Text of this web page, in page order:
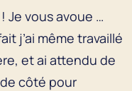
Je vous avoue …
j’ai même travaillé
et ai attendu de
côté pour